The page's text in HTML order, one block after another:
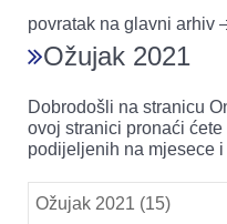
povratak na glavni arhiv
Ožujak 2021
Dobrodošli na stranicu
ovoj stranici pronaći ćete
podijeljenih na mjesece i